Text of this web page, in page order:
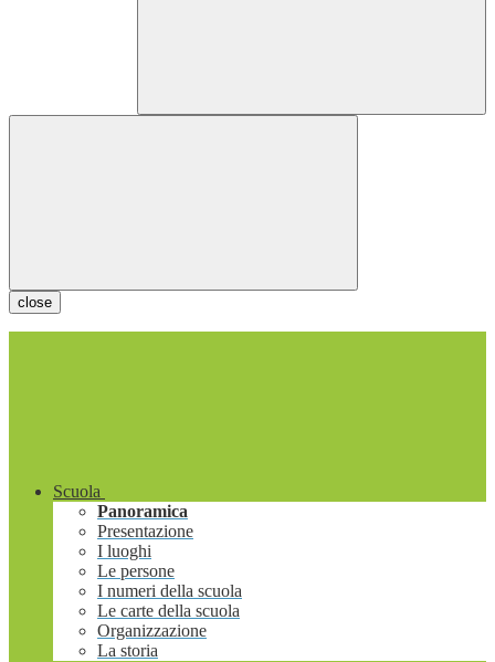
close
Scuola
Panoramica
Presentazione
I luoghi
Le persone
I numeri della scuola
Le carte della scuola
Organizzazione
La storia